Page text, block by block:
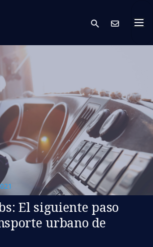
search
El siguiente paso
urbano de